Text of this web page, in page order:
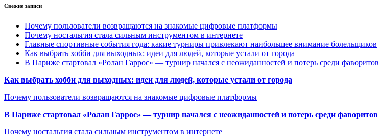
Свежие записи
Почему пользователи возвращаются на знакомые цифровые платформы
Почему ностальгия стала сильным инструментом в интернете
Главные спортивные события года: какие турниры привлекают наибольшее внимание болельщиков
Как выбрать хобби для выходных: идеи для людей, которые устали от города
В Париже стартовал «Ролан Гаррос» — турнир начался с неожиданностей и потерь среди фаворитов
Как выбрать хобби для выходных: идеи для людей, которые устали от города
Почему пользователи возвращаются на знакомые цифровые платформы
В Париже стартовал «Ролан Гаррос» — турнир начался с неожиданностей и потерь среди фаворитов
Почему ностальгия стала сильным инструментом в интернете